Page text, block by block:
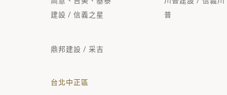
建設 / 信義之星
普
鼎邦建設 / 采吉
台北中正區